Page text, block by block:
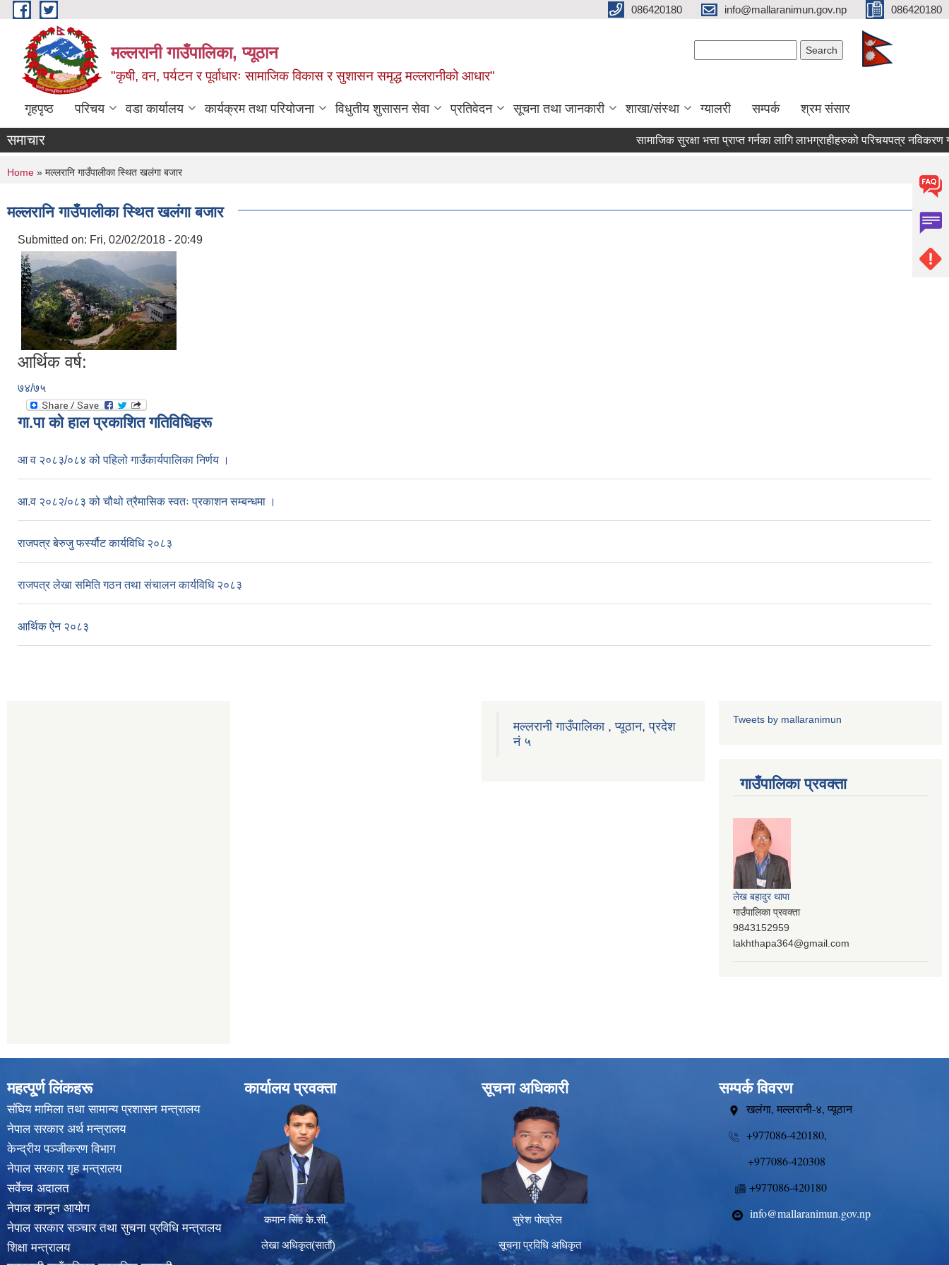
Skip to main content 086420180 info@mallaranimun.gov.np 086420180
मल्लरानी गाउँपालिका, प्यूठान
"कृषी, वन, पर्यटन र पूर्वाधारः सामाजिक विकास र सुशासन समृद्ध मल्लरानीको आधार"
गृहपृष्ठ परिचय वडा कार्यालय कार्यक्रम तथा परियोजना विधुतीय शुसासन सेवा प्रतिवेदन सूचना तथा जानकारी शाखा/संस्था ग्यालरी सम्पर्क श्रम संसार
समाचार सामाजिक सुरक्षा भत्ता प्राप्त गर्नका लागि लाभग्राहीहरुको परिचयपत्र नविकरण गर्ने
You are here
Home » मल्लरानि गाउँपालीका स्थित खलंगा बजार
मल्लरानि गाउँपालीका स्थित खलंगा बजार
Submitted on: Fri, 02/02/2018 - 20:49
आर्थिक वर्ष:
७४/७५
गा.पा काे हाल प्रकाशित गतिविधिहरू
आ व २०८३/०८४ को पहिलो गाउँकार्यपालिका निर्णय ।
आ.व २०८२/०८३ को चौथो त्रैमासिक स्वतः प्रकाशन सम्बन्धमा ।
राजपत्र बेरुजु फर्स्यौट कार्यविधि २०८३
राजपत्र लेखा समिति गठन तथा संचालन कार्यविधि २०८३
आर्थिक ऐन २०८३
मल्लरानी गाउँपालिका , प्यूठान, प्रदेश
नं ५
Tweets by mallaranimun
गाउँपालिका प्रवक्ता
लेख बहादुर थापा
गाउँपालिका प्रवक्ता
9843152959
lakhthapa364@gmail.com
महत्पू्र्ण लिंकहरू
संघिय मामिला तथा सामान्य प्रशासन मन्त्रालय
नेपाल सरकार अर्थ मन्त्रालय
केन्द्रीय पञ्जीकरण विभाग
नेपाल सरकार गृह मन्त्रालय
सर्वेच्च अदालत
नेपाल कानून आयोग
नेपाल सरकार सञ्चार तथा सुचना प्रविधि मन्त्रालय
शिक्षा मन्त्रालय
कार्यालय प्रवक्ता
कमान सिंह के.सी.
लेखा अधिकृत(सातौं)
सूचना अधिकारी
सुरेश पोख्रेल
सूचना प्रविधि अधिकृत
सम्पर्क विवरण
खलंगा, मल्लरानी-४, प्यूठान
+977086-420180,
+977086-420308
+977086-420180
info@mallaranimun.gov.np